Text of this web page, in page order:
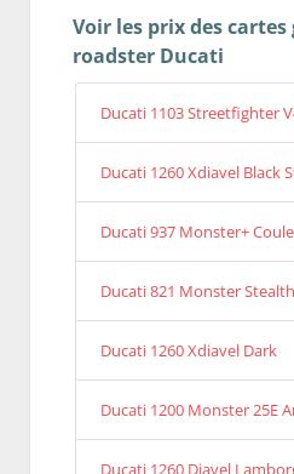
Voir les prix des
roadster Ducati
Ducati 1103 Streetfighter
Ducati 1260 Xdiavel Black
Ducati 937 Monster+
Ducati 821 Monster Stealth
Ducati 1260 Xdiavel Dark
Ducati 1200 Monster 25E
Ducati 1260 Diavel